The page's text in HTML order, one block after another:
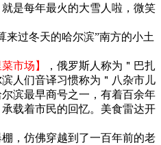
就是每年最火的大雪人啦，微笑
来过冬天的哈尔滨”南方的小土
菜市场】
，俄罗斯人称为＂巴扎
人们音译习惯称为＂八杂市儿
尔滨最早商号之一，有着百余年
载着市民的回忆。美食雷达开
，仿佛穿越到了一百年前的老